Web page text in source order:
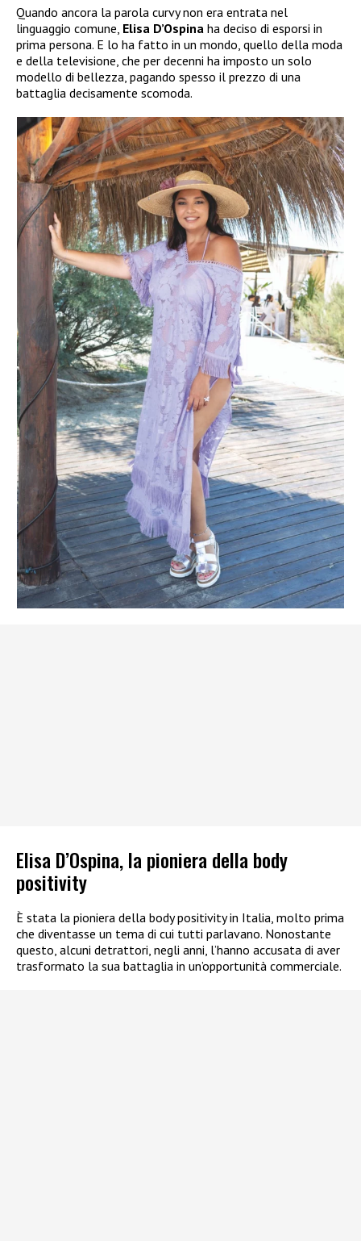
Quando ancora la parola curvy non era entrata nel
linguaggio comune, Elisa D’Ospina ha deciso di esporsi in
prima persona. E lo ha fatto in un mondo, quello della moda
e della televisione, che per decenni ha imposto un solo
modello di bellezza, pagando spesso il prezzo di una
battaglia decisamente scomoda.
Elisa D’Ospina, la pioniera della body
positivity
È stata la pioniera della body positivity in Italia, molto prima
che diventasse un tema di cui tutti parlavano. Nonostante
questo, alcuni detrattori, negli anni, l’hanno accusata di aver
trasformato la sua battaglia in un’opportunità commerciale.